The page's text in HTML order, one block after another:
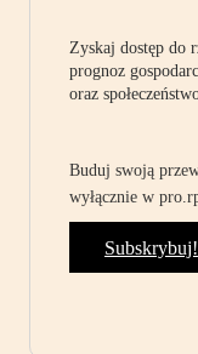
Zyskaj dostęp do
prognoz
oraz
Buduj swoją
wyłącznie w
Subskrybuj!